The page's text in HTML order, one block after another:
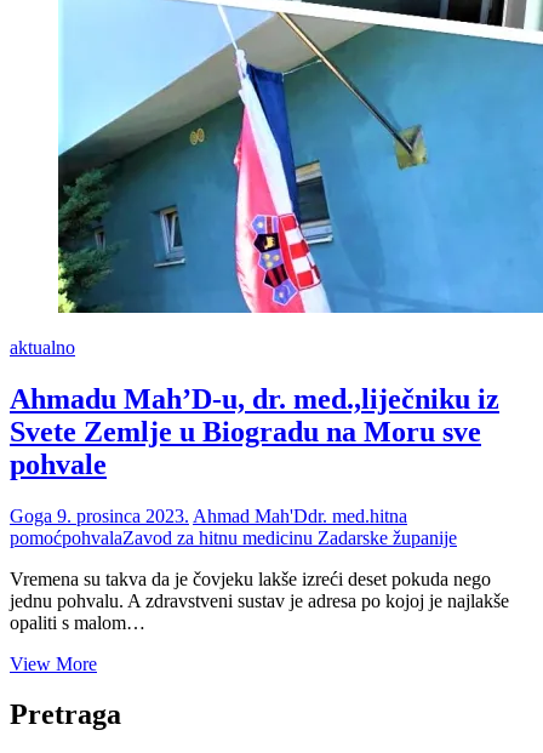
aktualno
Ahmadu Mah’D-u, dr. med.,liječniku iz
Svete Zemlje u Biogradu na Moru sve
pohvale
Goga 9. prosinca 2023. Ahmad Mah'Ddr. med.hitna
pomoćpohvalaZavod za hitnu medicinu Zadarske županije
Vremena su takva da je čovjeku lakše izreći deset pokuda nego
jednu pohvalu. A zdravstveni sustav je adresa po kojoj je najlakše
opaliti s malom…
View MoreAhmadu
u,
dr.
Pretraga